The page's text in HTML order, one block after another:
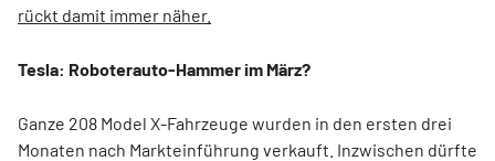
rückt damit immer näher.
Tesla: Roboterauto-Hammer im März?
Ganze 208 Model X-Fahrzeuge wurden in den ersten drei
Monaten nach Markteinführung verkauft. Inzwischen dürfte